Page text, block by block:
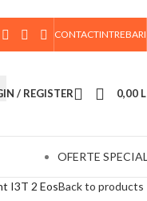
fi expediate. Va
CONTACTINTREBARI
/ REGISTER 0,00
OFERTE
I3T 2 EosBack to products